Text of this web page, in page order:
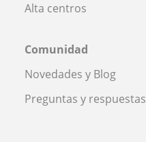
Alta centros
Comunidad
Novedades y Blog
Preguntas y respuestas